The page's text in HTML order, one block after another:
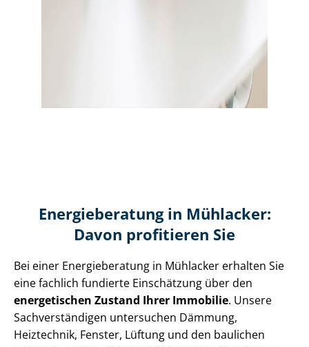
Energieberatung in Mühlacker:
Davon profitieren Sie
Bei einer Energieberatung in Mühlacker erhalten Sie
eine fachlich fundierte Einschätzung über den
energetischen Zustand Ihrer Immobilie. Unsere
Sach­ver­stän­di­gen untersuchen Dämmung,
Heiztechnik, Fenster, Lüftung und den baulichen